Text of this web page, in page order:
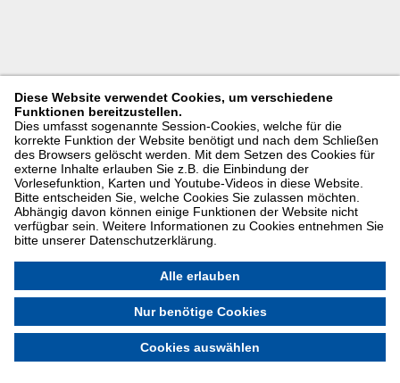
Impressum Kontakt Hinweisgeberschutz Cookie-Optionen
Diese Website verwendet Cookies, um verschiedene
Funktionen bereitzustellen.
Dies umfasst sogenannte Session-Cookies, welche für die
korrekte Funktion der Website benötigt und nach dem Schließen
des Browsers gelöscht werden. Mit dem Setzen des Cookies für
externe Inhalte erlauben Sie z.B. die Einbindung der
Vorlesefunktion, Karten und Youtube-Videos in diese Website.
Bitte entscheiden Sie, welche Cookies Sie zulassen möchten.
Abhängig davon können einige Funktionen der Website nicht
verfügbar sein. Weitere Informationen zu Cookies entnehmen Sie
bitte unserer Datenschutzerklärung.
Alle erlauben
Nur benötige Cookies
Cookies auswählen